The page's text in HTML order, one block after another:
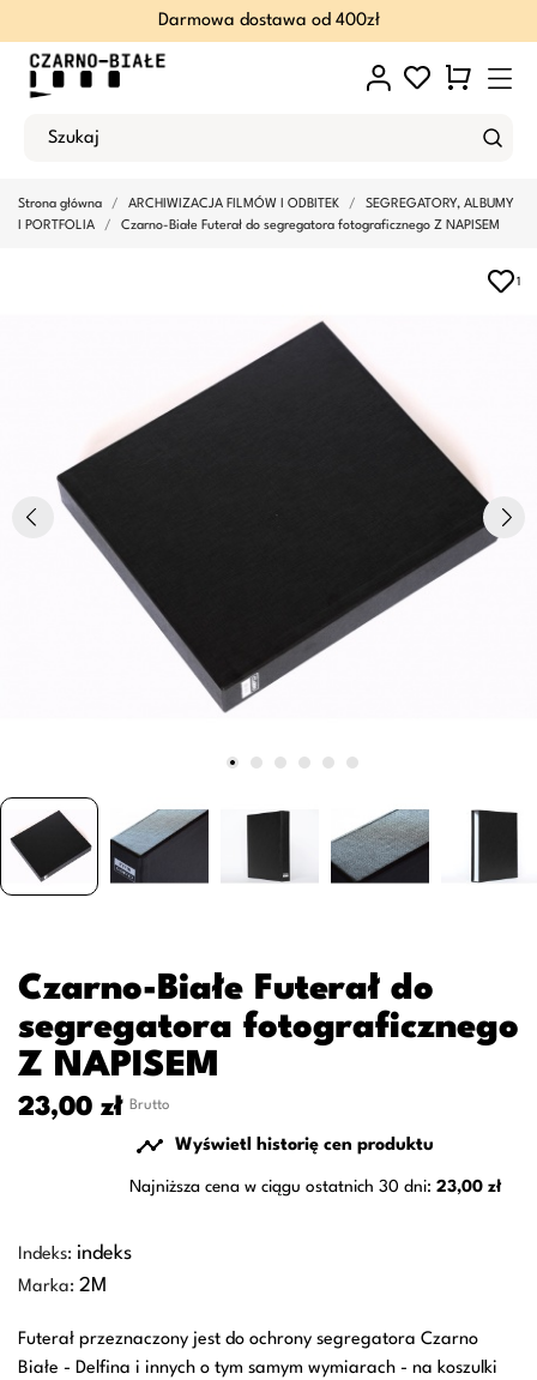
Darmowa dostawa od 400zł
Strona główna ARCHIWIZACJA FILMÓW I ODBITEK
SEGREGATORY, ALBUMY
I PORTFOLIA
Czarno-Białe Futerał do segregatora fotograficznego Z NAPISEM
1
Czarno-Białe Futerał do
segregatora fotograficznego
Z NAPISEM
23,00 zł Brutto
 Wyświetl historię cen produktu
Najniższa cena w ciągu ostatnich 30 dni: 23,00 zł
Indeks: indeks
Marka: 2M
Futerał przeznaczony jest do ochrony segregatora Czarno
Białe - Delfina i innych o tym samym wymiarach - na koszulki